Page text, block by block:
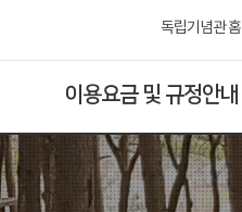
독립기념관 홈
이용요금 및 규정안내